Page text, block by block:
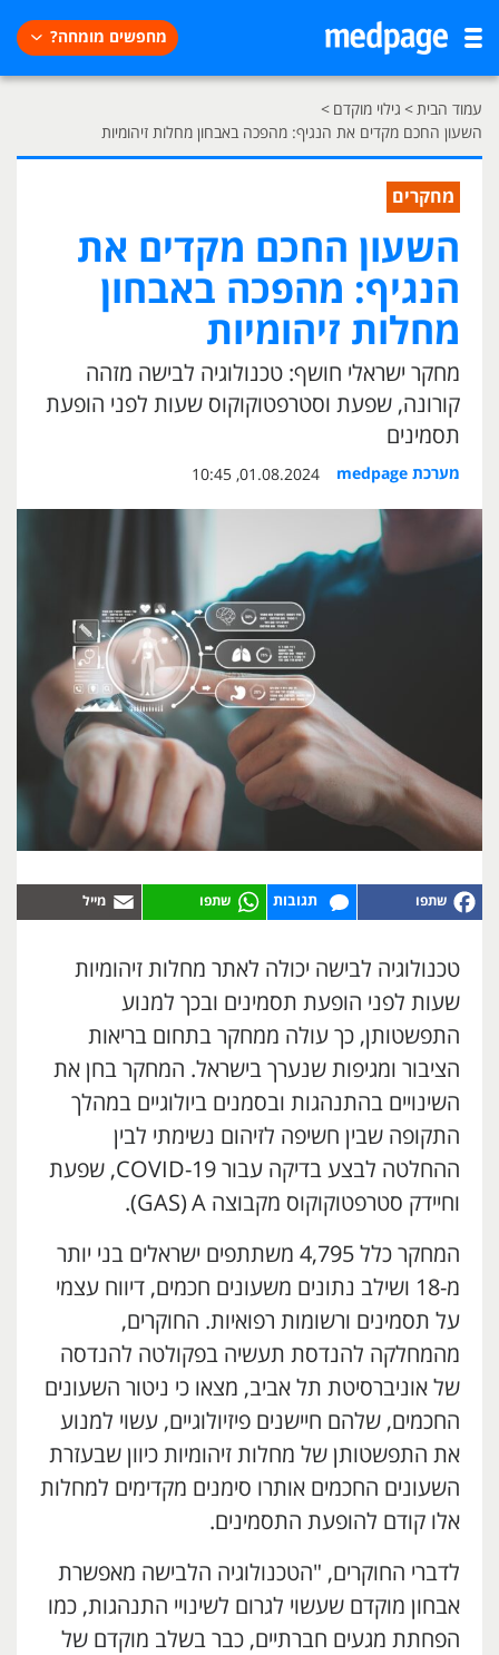
מחפשים מומחה?
עמוד הבית> גילוי מוקדם >
השעון החכם מקדים את הנגיף: מהפכה באבחון מחלות זיהומיות
מחקרים
השעון החכם מקדים את
הנגיף: מהפכה באבחון
מחלות זיהומיות
מחקר ישראלי חושף: טכנולוגיה לבישה מזהה
קורונה, שפעת וסטרפטוקוקוס שעות לפני הופעת
תסמינים
מערכת medpage 01.08.2024, 10:45
תגובות
טכנולוגיה לבישה יכולה לאתר מחלות זיהומיות
שעות לפני הופעת תסמינים ובכך למנוע
התפשטותן, כך עולה ממחקר בתחום בריאות
הציבור ומגיפות שנערך בישראל. המחקר בחן את
השינויים בהתנהגות ובסמנים ביולוגיים במהלך
התקופה שבין חשיפה לזיהום נשימתי לבין
ההחלטה לבצע בדיקה עבור COVID-19, שפעת
וחיידק סטרפטוקוקוס מקבוצה A
(GAS).
המחקר כלל 4,795 משתתפים ישראלים בני יותר
מ-18 ושילב נתונים משעונים חכמים, דיווח עצמי
על תסמינים ורשומות רפואיות. החוקרים,
מהמחלקה להנדסת תעשיה בפקולטה להנדסה
של אוניברסיטת תל אביב, מצאו כי ניטור השעונים
החכמים, שלהם חיישנים פיזיולוגיים, עשוי למנוע
את התפשטותן של מחלות זיהומיות כיוון שבעזרת
השעונים החכמים אותרו סימנים מקדימים למחלות
אלו קודם להופעת התסמינים.
לדברי החוקרים, "הטכנולוגיה הלבישה מאפשרת
אבחון מוקדם שעשוי לגרום לשינויי התנהגות, כמו
הפחתת מגעים חברתיים, כבר בשלב מוקדם של